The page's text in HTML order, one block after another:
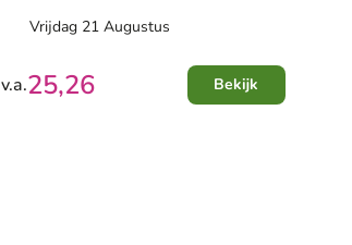
Vrijdag 21 Augustus
v.a.25,26 Bekijk